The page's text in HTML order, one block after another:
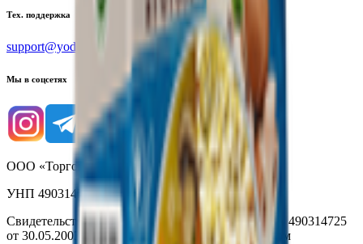
Тех. поддержка
support@yoda.by
Мы в соцсетях
ООО «Торговая сеть «Продмир»
УНП 490314725
Свидетельство о государственной регистрации № 490314725
от 30.05.2003г выдано Гомельским облисполкомом